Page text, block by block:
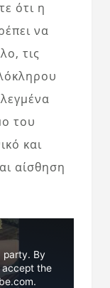
ότι η
να
τις
του
και
αίσθηση
party. By
the